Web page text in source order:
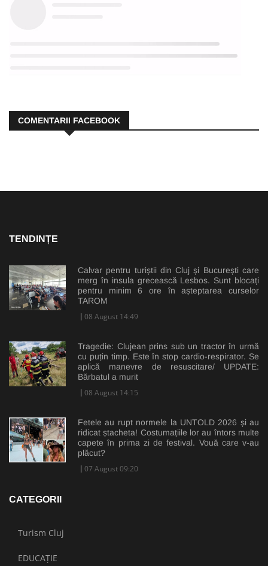
COMENTARII FACEBOOK
TENDINȚE
Calvar pentru turiștii din Cluj și București care
merg în insula grecească Lesbos. Sunt blocați
pentru minim 6 ore în așteptarea curselor
TAROM
08 August 14:49
Tragedie: Clujean prins sub un tractor în urmă
cu puțin timp. Este în stop cardio-respirator. Se
aplică manevre de resuscitare/ UPDATE:
Bărbatul a murit
08 August 14:15
Fetele au rupt normele la UNTOLD 2026 și au
ridicat ștacheta! Costumațiile lor au întors multe
capete în prima zi de festival. Vouă care v-au
plăcut?
07 August 09:20
CATEGORII
Turism Cluj
EDUCAȚIE